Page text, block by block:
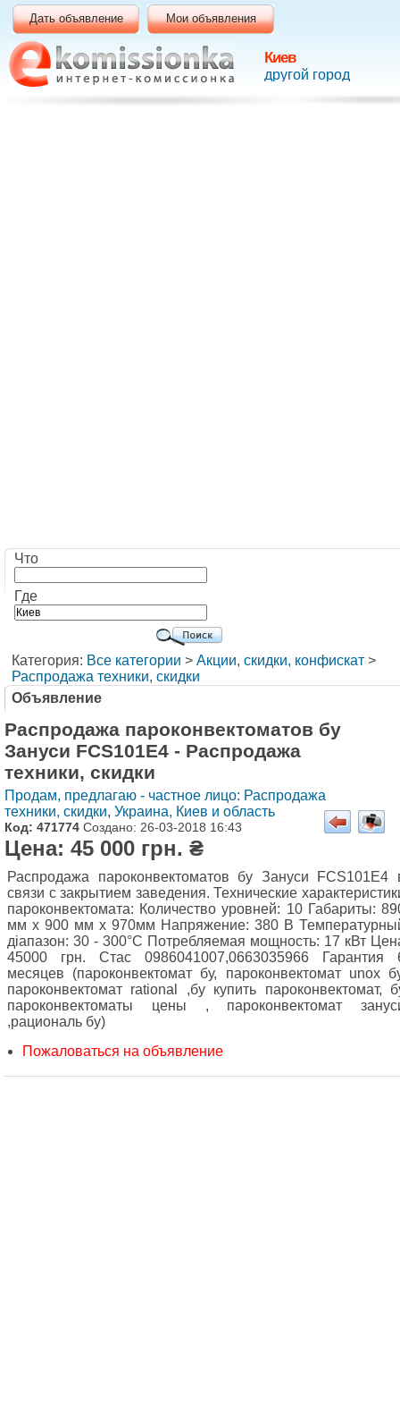
Киев
другой город
Дать объявление Мои объявления
Что
Где
Категория: Все категории > Акции, скидки, конфискат >
Распродажа техники, скидки
Объявление
Распродажа пароконвектоматов бу
Зануси FCS101E4 - Распродажа
техники, скидки
Продам, предлагаю - частное лицо: Распродажа
техники, скидки, Украина, Киев и область
Код: 471774 Создано: 26-03-2018 16:43
Цена: 45 000 грн. ₴
Распродажа пароконвектоматов бу Зануси FCS101E4
связи с закрытием заведения. Технические
пароконвектомата: Количество уровней: 10 Габариты:
мм х 900 мм х 970мм Напряжение: 380 В
діапазон: 30 - 300°C Потребляемая мощность: 17 кВт
45000 грн. Стас 0986041007,0663035966 Гарантия
месяцев (пароконвектомат бу, пароконвектомат unox
пароконвектомат rational ,бу купить пароконвектомат,
пароконвектоматы цены , пароконвектомат
,рациональ бу)
Пожаловаться на объявление